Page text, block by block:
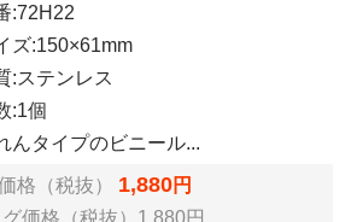
:72H22
ズ:150×61mm
:ステンレス
:1個
んタイプのビニール...
格（税抜） 1,880円
価格（税抜）1,880円